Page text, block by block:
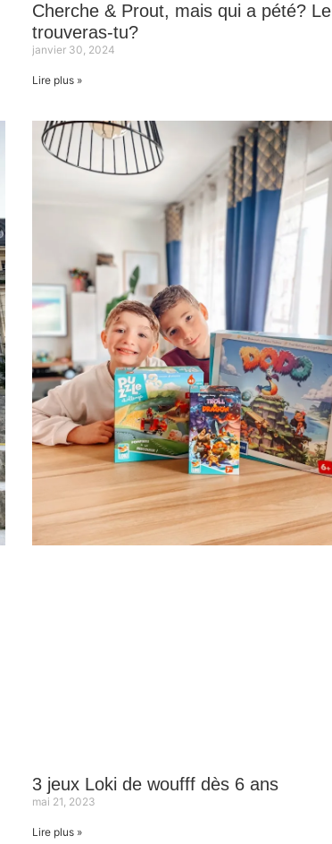
Cherche & Prout, mais qui a pété? Le
trouveras-tu?
janvier 30, 2024
Lire plus »
3 jeux Loki de woufff dès 6 ans
mai 21, 2023
Lire plus »